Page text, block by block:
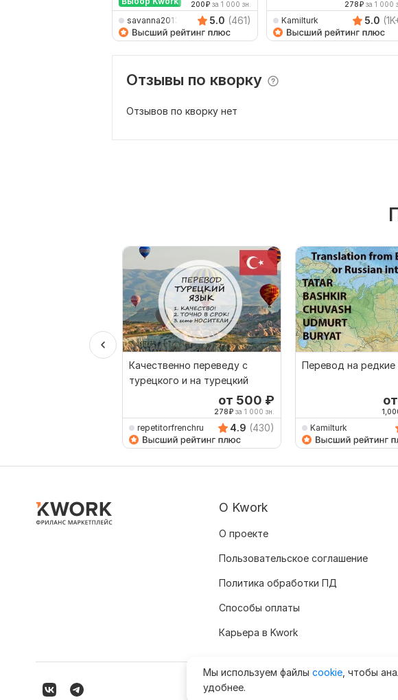
200₽за 1 000 зн.
savanna2013 5.0 (461)
278₽ за 1 000
Kamilturk 5.0
Отзывы по кворку
Отзывов по кворку нет
Качественно переведу с
турецкого и на турецкий
от 500 ₽
278₽ за 1 000 зн.
repetitorfrenchru 4.9 (430)
Перевод на редкие
Kamilturk
Мы используем файлы cookie , чтобы
удобнее.
О Kwork
О проекте
Пользовательское соглашение
Политика обработки ПД
Способы оплаты
Карьера в Kwork